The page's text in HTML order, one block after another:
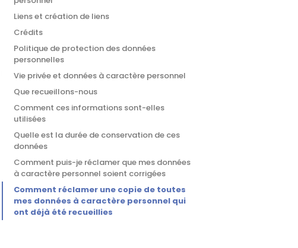
Liens et création de liens
Crédits
Politique de protection des données
personnelles
Vie privée et données à caractère personnel
Que recueillons-nous
Comment ces informations sont-elles
utilisées
Quelle est la durée de conservation de ces
données
Comment puis-je réclamer que mes données
à caractère personnel soient corrigées
Comment réclamer une copie de toutes
mes données à caractère personnel qui
ont déjà été recueillies